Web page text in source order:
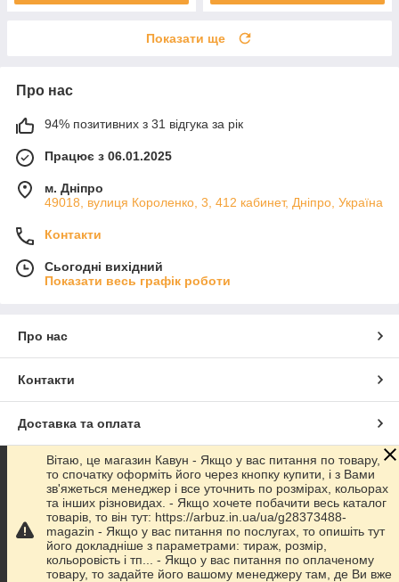
Показати ще
Про нас
94% позитивних з 31 відгука за рік
Працює з 06.01.2025
м. Дніпро
49018, вулиця Короленко, 3, 412 кабинет, Дніпро, Україна
Контакти
Сьогодні вихідний
Показати весь графік роботи
Про нас
Контакти
Доставка та оплата
Графік роботи
Повна версія сайту
Сайт створено на маркетплейсіProm.ua
Вітаю, це магазин Кавун - Якщо у вас питання по товару,
то спочатку оформіть його через кнопку купити, і з Вами
зв'яжеться менеджер і все уточнить по розмірах, кольорах
та інших різновидах. - Якщо хочете побачити весь каталог
товарів, то він тут: https://arbuz.in.ua/ua/g28373488-
magazin - Якщо у вас питання по послугах, то опишіть тут
його докладніше з параметрами: тираж, розмір,
кольоровість і тп... - Якщо у вас питання по оплаченому
товару, то задайте його вашому менеджеру там, де Ви вже